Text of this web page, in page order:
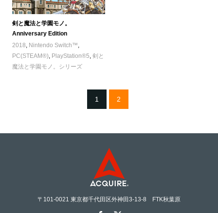
剣と魔法と学園モノ。
Anniversary Edition
2018, Nintendo Switch™,
PC(STEAM®), PlayStation®5, 剣と
魔法と学園モノ。シリーズ
1 2
〒101-0021 東京都千代田区外神田3-13-8 FTK秋葉原